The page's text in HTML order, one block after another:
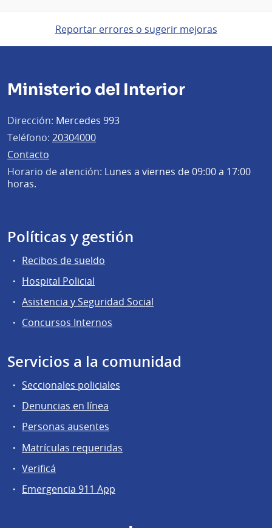
Reportar errores o sugerir mejoras
Ministerio del Interior
Dirección: Mercedes 993
Teléfono: 20304000
Contacto
Horario de atención: Lunes a viernes de 09:00 a 17:00
horas.
Políticas y gestión
Recibos de sueldo
Hospital Policial
Asistencia y Seguridad Social
Concursos Internos
Servicios a la comunidad
Seccionales policiales
Denuncias en línea
Personas ausentes
Matrículas requeridas
Verificá
Emergencia 911 App